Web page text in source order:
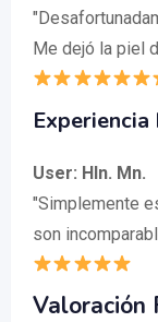
Me dejó la piel
User: Hln. Mn.
"Simplemente
son
Valoración